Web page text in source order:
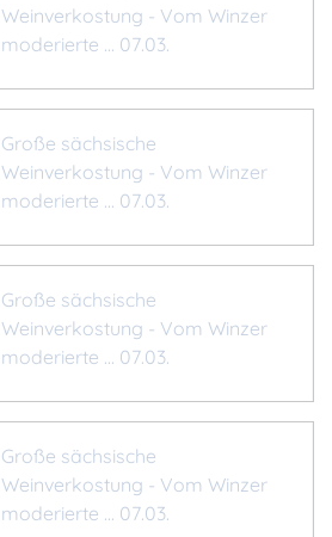
Weinverkostung - Vom Winzer
moderierte ... 07.03.
Große sächsische
Weinverkostung - Vom Winzer
moderierte ... 07.03.
Große sächsische
Weinverkostung - Vom Winzer
moderierte ... 07.03.
Große sächsische
Weinverkostung - Vom Winzer
moderierte ... 07.03.